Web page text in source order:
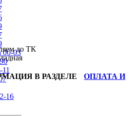
00-03
16
до ТК
В РАЗДЕЛЕ
ОПЛАТА И